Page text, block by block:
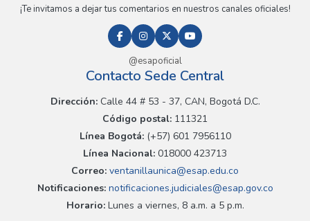
¡Te invitamos a dejar tus comentarios en nuestros canales oficiales!
@esapoficial
Contacto Sede Central
Dirección:Calle 44 # 53 - 37, CAN, Bogotá D.C.
Código postal: 111321
Línea Bogotá:(+57) 601 7956110
Línea Nacional: 018000 423713
Correo: ventanillaunica@esap.edu.co
Notificaciones:notificaciones.judiciales@esap.gov.co
Horario:Lunes a viernes, 8 a.m. a 5 p.m.